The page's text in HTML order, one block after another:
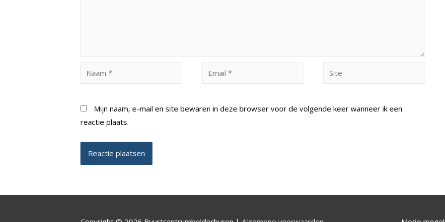
Mijn naam, e-mail en site bewaren in deze browser voor de volgende keer wanneer ik een
reactie plaats.